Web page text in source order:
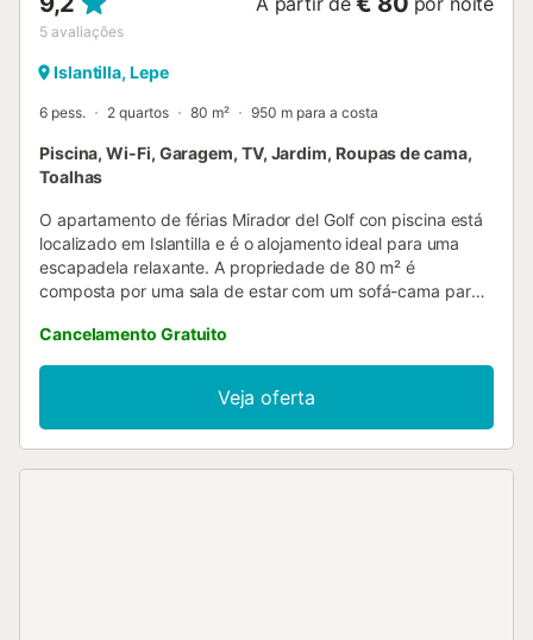
5 avaliações
Islantilla, Lepe
6 pess. 2 quartos 80 m² 950 m para a costa
Piscina, Wi-Fi, Garagem, TV, Jardim, Roupas de cama,
Toalhas
O apartamento de férias Mirador del Golf con piscina está
localizado em Islantilla e é o alojamento ideal para uma
escapadela relaxante. A propriedade de 80 m² é
composta por uma sala de estar com um sofá-cama para
pode, portanto, acomodar 6 pessoas. As comodidades
adicionais incluem Wi-Fi com um espaço de trabalho
dedicado para escritório em casa, uma televisão, uma
ventoinha, bem como uma máquina de lavar roupa. Um
berço também está disponível. Este alojamento não dispõe
Cancelamento Gratuito
Veja oferta